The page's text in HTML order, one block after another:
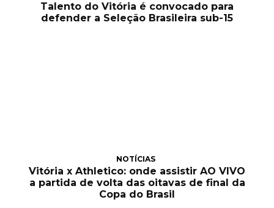
Talento do Vitória é convocado para
defender a Seleção Brasileira sub-15
NOTÍCIAS
Vitória x Athletico: onde assistir AO VIVO
a partida de volta das oitavas de final da
Copa do Brasil